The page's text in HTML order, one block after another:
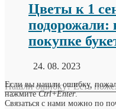
Цветы к 1
подорожали:
покупке
24. 08. 2023
Нашли ошибку? Есть
Если вы нашли ошибку,
нажмитеCtrl+Enter.
Связаться с нами можно по